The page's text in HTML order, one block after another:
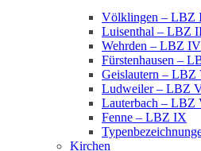
Völklingen – LBZ
Luisenthal – LBZ
Wehrden – LBZ IV
Fürstenhausen –
Geislautern – LBZ
Ludweiler – LBZ
Lauterbach – LBZ
Fenne – LBZ IX
Kirchen